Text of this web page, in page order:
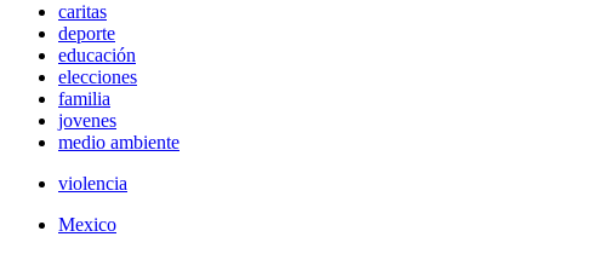
caritas
deporte
educación
elecciones
familia
jovenes
medio ambiente
violencia
Mexico